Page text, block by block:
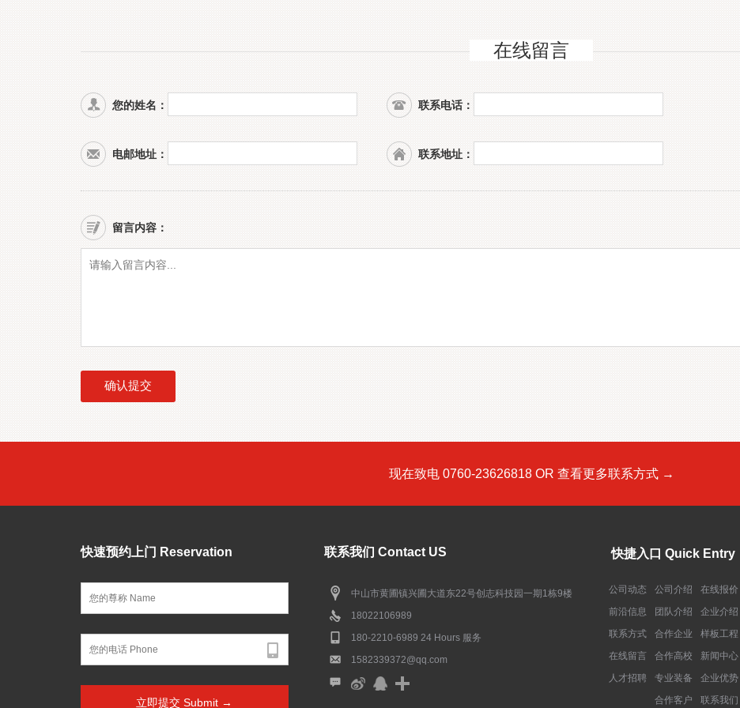
在线留言
您的姓名： 联系电话：
电邮地址： 联系地址：
留言内容：
确认提交
现在致电 0760-23626818 OR 查看更多联系方式 →
快速预约上门 Reservation
立即提交 Submit →
联系我们 Contact US
中山市黄圃镇兴圃大道东22号创志科技园一期1栋9楼
18022106989
180-2210-6989 24 Hours 服务
1582339372@qq.com
快捷入口 Quick Entry
公司动态
前沿信息
联系方式
在线留言
人才招聘
公司介绍
团队介绍
合作企业
合作高校
专业装备
合作客户
在线报价
企业介绍
样板工程
新闻中心
企业优势
联系我们